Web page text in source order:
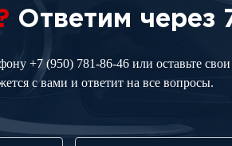
Ответим через
+7 (950) 781-86-46или оставьте
с вами и ответит на все вопросы.